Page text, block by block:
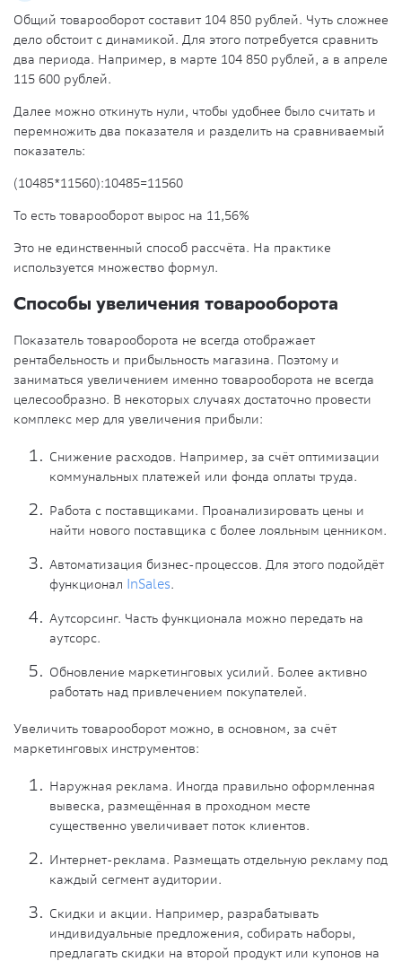
Общий товарооборот составит 104 850 рублей. Чуть сложнее
дело обстоит с динамикой. Для этого потребуется сравнить
два периода. Например, в марте 104 850 рублей, а в апреле
115 600 рублей.
Далее можно откинуть нули, чтобы удобнее было считать и
перемножить два показателя и разделить на сравниваемый
показатель:
(10485*11560):10485=11560
То есть товарооборот вырос на 11,56%
Это не единственный способ рассчёта. На практике
используется множество формул.
Способы увеличения товарооборота
Показатель товарооборота не всегда отображает
рентабельность и прибыльность магазина. Поэтому и
заниматься увеличением именно товарооборота не всегда
целесообразно. В некоторых случаях достаточно провести
комплекс мер для увеличения прибыли:
Снижение расходов. Например, за счёт оптимизации
коммунальных платежей или фонда оплаты труда.
Работа с поставщиками. Проанализировать цены и
найти нового поставщика с более лояльным ценником.
Автоматизация бизнес-процессов. Для этого подойдёт
функционал InSales.
Аутсорсинг. Часть функционала можно передать на
аутсорс.
Обновление маркетинговых усилий. Более активно
работать над привлечением покупателей.
Увеличить товарооборот можно, в основном, за счёт
маркетинговых инструментов:
Наружная реклама. Иногда правильно оформленная
вывеска, размещённая в проходном месте
существенно увеличивает поток клиентов.
Интернет-реклама. Размещать отдельную рекламу под
каждый сегмент аудитории.
Скидки и акции. Например, разрабатывать
индивидуальные предложения, собирать наборы,
предлагать скидки на второй продукт или купонов на